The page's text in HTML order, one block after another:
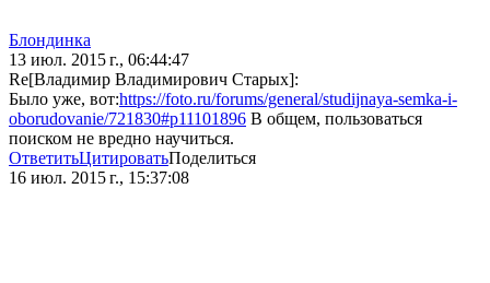
Блoндинка
13 июл. 2015 г., 06:44:47
Re[Владимир Владимирович Старых]:
Было уже, вот:https://foto.ru/forums/general/studijnaya-semka-i-
oborudovanie/721830#p11101896 В общем, пользоваться
поиском не вредно научиться.
ОтветитьЦитироватьПоделиться
16 июл. 2015 г., 15:37:08